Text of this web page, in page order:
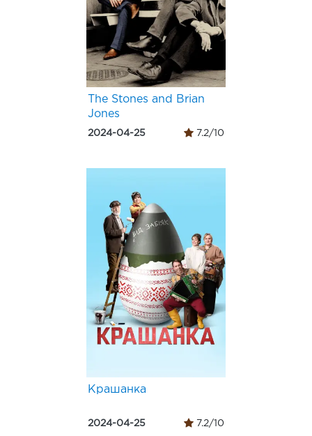
The Stones and Brian
Jones
2024-04-25 7.2/10
Крашанка
2024-04-25 7.2/10